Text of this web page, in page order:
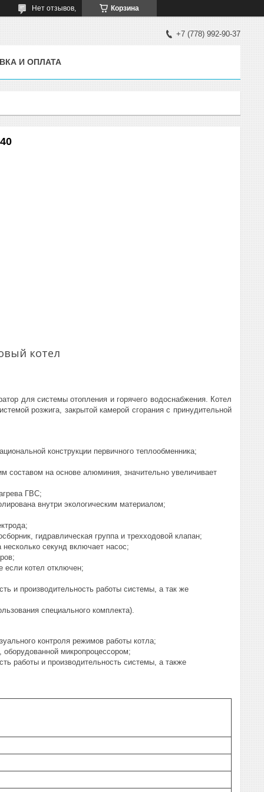
Корзина
Нет отзывов,
+7 (778) 992-90-37
И ОПЛАТА
котел
для системы отопления и горячего водоснабжения. Котел
розжига, закрытой камерой сгорания с принудительной
конструкции первичного теплообменника;
составом на основе алюминия, значительно увеличивает
ГВС;
внутри экологическим материалом;
гидравлическая группа и трехходовой клапан;
секунд включает насос;
если котел отключен;
и производительность работы системы, а так же
специального комплекта).
контроля режимов работы котла;
микропроцессором;
работы и производительность системы, а также